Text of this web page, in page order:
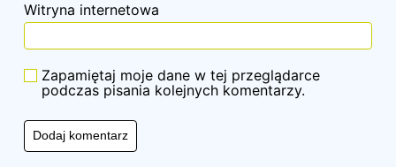
Witryna internetowa
Zapamiętaj moje dane w tej przeglądarce
podczas pisania kolejnych komentarzy.